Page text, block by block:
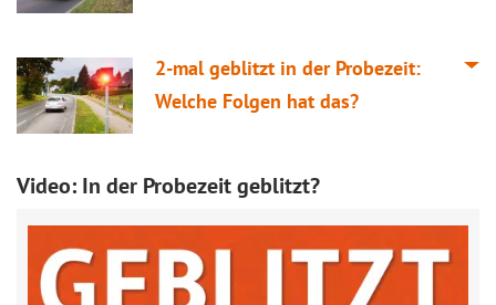
2-mal geblitzt in der Probezeit:
Welche Folgen hat das?
Video: In der Probezeit geblitzt?